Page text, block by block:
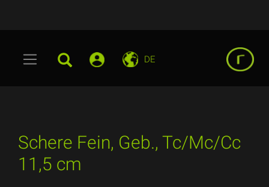
DE
Schere Fein, Geb., Tc/Mc/Cc
11,5 cm